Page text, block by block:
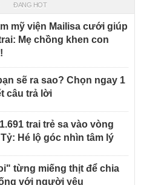
ĐANG HOT
mỹ viện Mailisa cưới giúp
Mẹ chồng khen con
sẽ ra sao? Chọn ngay 1
câu trả lời
trai trẻ sa vào vòng
Hé lộ góc nhìn tâm lý
từng miếng thịt để chia
với người yêu